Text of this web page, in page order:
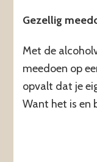
Gezellig
Met de
meedoen op
opvalt dat je
Want het is en